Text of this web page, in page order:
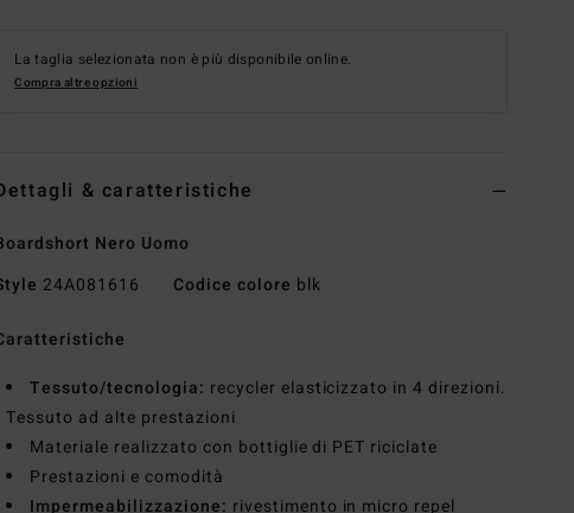
La taglia selezionata non è più disponibile online.
Compra altre opzioni
& caratteristiche
Nero Uomo
24A081616 Codice colore blk
Tessuto/tecnologia: recycler elasticizzato in 4 direzioni.
Tessuto ad alte prestazioni
Materiale realizzato con bottiglie di PET riciclate
Prestazioni e comodità
Impermeabilizzazione: rivestimento in micro repel